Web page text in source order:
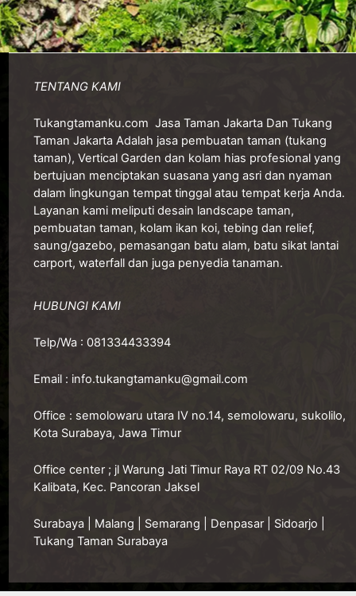
TENTANG KAMI
Tukangtamanku.com Jasa Taman Jakarta Dan Tukang
Taman Jakarta Adalah jasa pembuatan taman (tukang
taman), Vertical Garden dan kolam hias profesional yang
bertujuan menciptakan suasana yang asri dan nyaman
dalam lingkungan tempat tinggal atau tempat kerja Anda.
Layanan kami meliputi desain landscape taman,
pembuatan taman, kolam ikan koi, tebing dan relief,
saung/gazebo, pemasangan batu alam, batu sikat lantai
carport, waterfall dan juga penyedia tanaman.
HUBUNGI KAMI
Telp/Wa : 081334433394
Email : info.tukangtamanku@gmail.com
Office : semolowaru utara IV no.14, semolowaru, sukolilo,
Kota Surabaya, Jawa Timur
Office center ; jl Warung Jati Timur Raya RT 02/09 No.43
Kalibata, Kec. Pancoran Jaksel
Surabaya Malang Semarang Denpasar| Sidoarjo
Tukang Taman Surabaya